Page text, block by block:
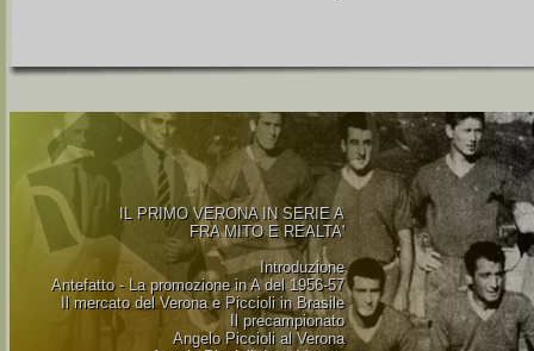
IL PRIMO VERONA IN SERIE A
FRA MITO E REALTA'
Introduzione
Antefatto - La promozione in A del 1956-57
Il mercato del Verona e Piccioli in Brasile
Il precampionato
Angelo Piccioli al Verona